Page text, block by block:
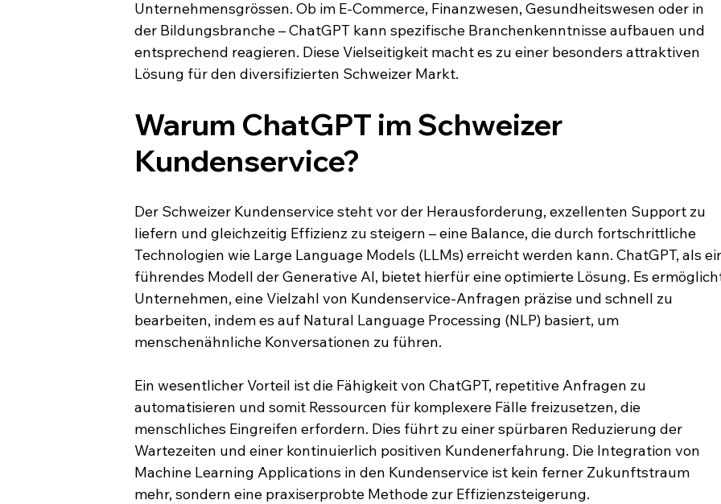
Unternehmensgrössen. Ob im E-Commerce, Finanzwesen, Gesundheitswesen oder in
der Bildungsbranche – ChatGPT kann spezifische Branchenkenntnisse aufbauen und
entsprechend reagieren. Diese Vielseitigkeit macht es zu einer besonders attraktiven
Lösung für den diversifizierten Schweizer Markt.
Warum ChatGPT im Schweizer
Kundenservice?
Der Schweizer Kundenservice steht vor der Herausforderung, exzellenten Support zu
liefern und gleichzeitig Effizienz zu steigern – eine Balance, die durch fortschrittliche
Technologien wie Large Language Models (LLMs) erreicht werden kann. ChatGPT, als
führendes Modell der Generative AI, bietet hierfür eine optimierte Lösung. Es
Unternehmen, eine Vielzahl von Kundenservice-Anfragen präzise und schnell zu
bearbeiten, indem es auf Natural Language Processing (NLP) basiert, um
menschenähnliche Konversationen zu führen.
Ein wesentlicher Vorteil ist die Fähigkeit von ChatGPT, repetitive Anfragen zu
automatisieren und somit Ressourcen für komplexere Fälle freizusetzen, die
menschliches Eingreifen erfordern. Dies führt zu einer spürbaren Reduzierung der
Wartezeiten und einer kontinuierlich positiven Kundenerfahrung. Die Integration von
Machine Learning Applications in den Kundenservice ist kein ferner Zukunftstraum
mehr, sondern eine praxiserprobte Methode zur Effizienzsteigerung.